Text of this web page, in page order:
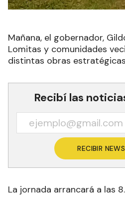
Mañana, el gobernador,
Lomitas y comunidades
distintas obras
Recibí las
RECIBIR
La jornada arrancará a las